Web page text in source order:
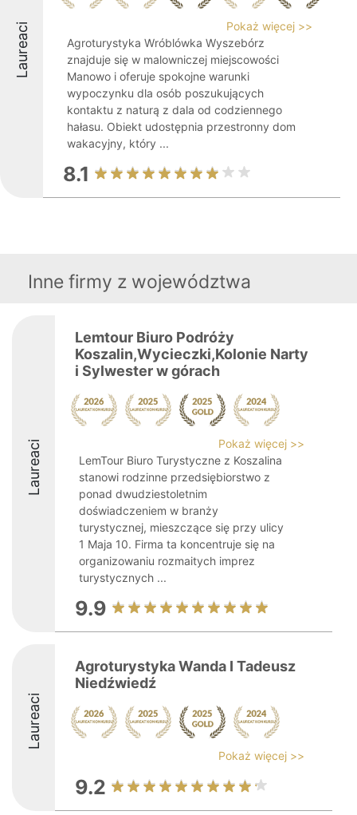
Laureaci
Pokaż więcej >>
Agroturystyka Wróblówka Wyszebórz
znajduje się w malowniczej miejscowości
Manowo i oferuje spokojne warunki
wypoczynku dla osób poszukujących
kontaktu z naturą z dala od codziennego
hałasu. Obiekt udostępnia przestronny dom
wakacyjny, który ...
8.1
Inne firmy z województwa
Laureaci
Lemtour Biuro Podróży
Koszalin,Wycieczki,Kolonie Narty
i Sylwester w górach
Pokaż więcej >>
LemTour Biuro Turystyczne z Koszalina
stanowi rodzinne przedsiębiorstwo z
ponad dwudziestoletnim
doświadczeniem w branży
turystycznej, mieszczące się przy ulicy
1 Maja 10. Firma ta koncentruje się na
organizowaniu rozmaitych imprez
turystycznych ...
9.9
Laureaci
Agroturystyka Wanda I Tadeusz
Niedźwiedź
Pokaż więcej >>
9.2